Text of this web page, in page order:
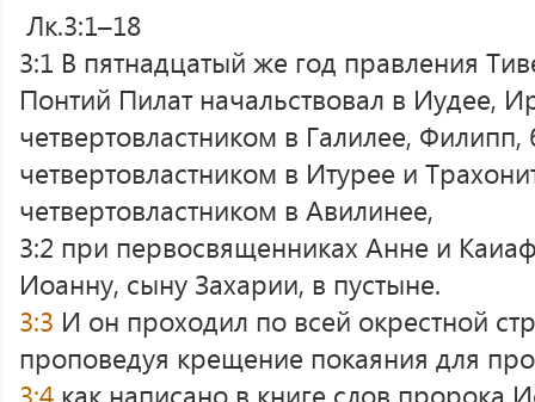
Лк.3:1–18
3:1 В пятнадцатый же год правления
Понтий Пилат начальствовал в Иудее,
четвертовластником в Галилее, Филипп,
четвертовластником в Итурее и
четвертовластником в Авилинее,
3:2 при первосвященниках Анне и
Иоанну, сыну Захарии, в пустыне.
3:3 И он проходил по всей окрестной
проповедуя крещение покаяния для
3:4 как написано в книге слов пророка